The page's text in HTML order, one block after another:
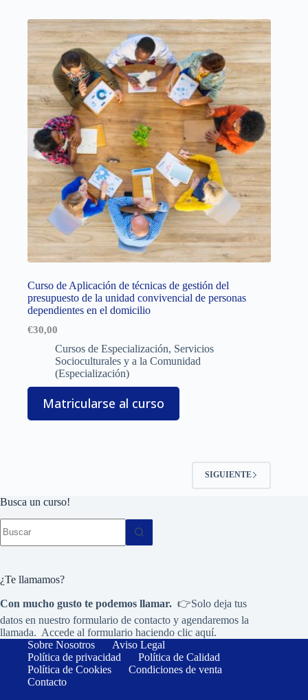
Curso de Aplicación de técnicas de gestión del
presupuesto de la unidad convivencial de personas
dependientes en el domicilio
€30,00
Cursos de Especialización, Servicios
Socioculturales y a la Comunidad
(Especialización)
Matricularse al curso
SIGUIENTE
Busca un curso!
resultados
¿Te llamamos?
Con mucho gusto te podemos llamar. 👉Solo deja tus
datos en nuestro formulario de contacto y agendaremos la
llamada. Accede al formulario haciendo clic aquí.
Sobre Nosotros
Aviso Legal
Política de privacidad
Política de Calidad
Política de Cookies
Condiciones de venta
Contacto